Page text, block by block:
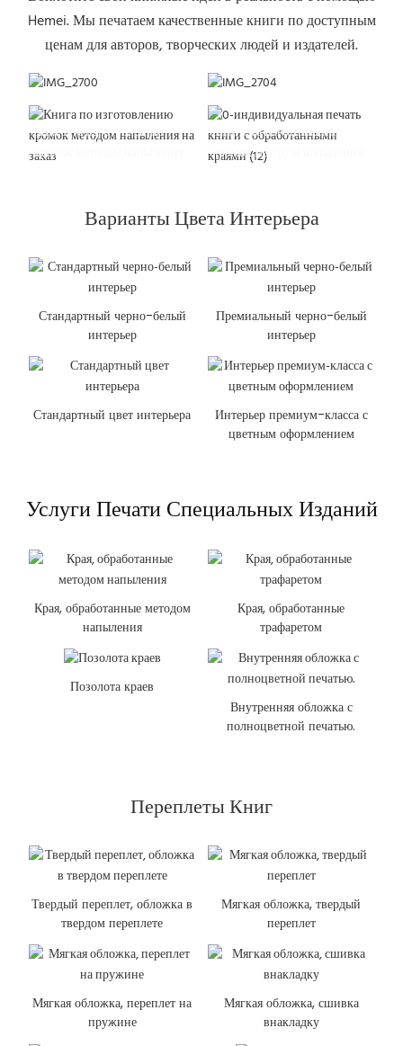
Hemei. Мы печатаем качественные книги по доступным
ценам для авторов, творческих людей и издателей.
тиснением фольгой.
Книга по изготовлению
кромок методом напыления
Книга по изготовлению
кромок методом напыления
Варианты Цвета Интерьера
Стандартный черно-белый
интерьер
Премиальный черно-белый
интерьер
Стандартный цвет интерьера
Интерьер премиум-класса с
цветным оформлением
Услуги Печати Специальных Изданий
Края, обработанные методом
напыления
Края, обработанные
трафаретом
Позолота краев
Внутренняя обложка с
полноцветной печатью.
Переплеты Книг
Твердый переплет, обложка в
твердом переплете
Мягкая обложка, твердый
переплет
Мягкая обложка, переплет на
пружине
Мягкая обложка, сшивка
внакладку